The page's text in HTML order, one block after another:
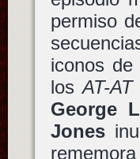
permiso
iconos
losAT-AT
George
Jones